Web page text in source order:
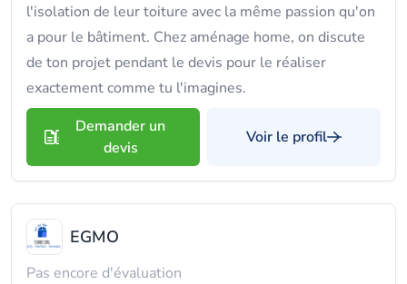
l'isolation de leur toiture avec la même passion qu'on
a pour le bâtiment. Chez aménage home, on discute
de ton projet pendant le devis pour le réaliser
exactement comme tu l'imagines.
Demander un
devis
Voir le profil
EGMO
Pas encore d'évaluation